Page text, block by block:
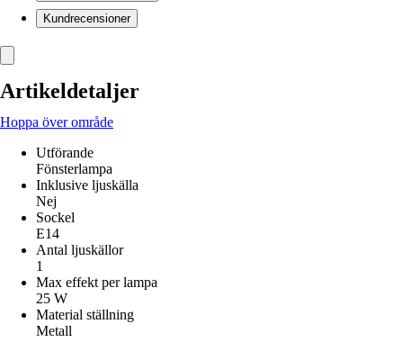
Kundrecensioner
Artikeldetaljer
Hoppa över område
Utförande
Fönsterlampa
Inklusive ljuskälla
Nej
Sockel
E14
Antal ljuskällor
1
Max effekt per lampa
25 W
Material ställning
Metall